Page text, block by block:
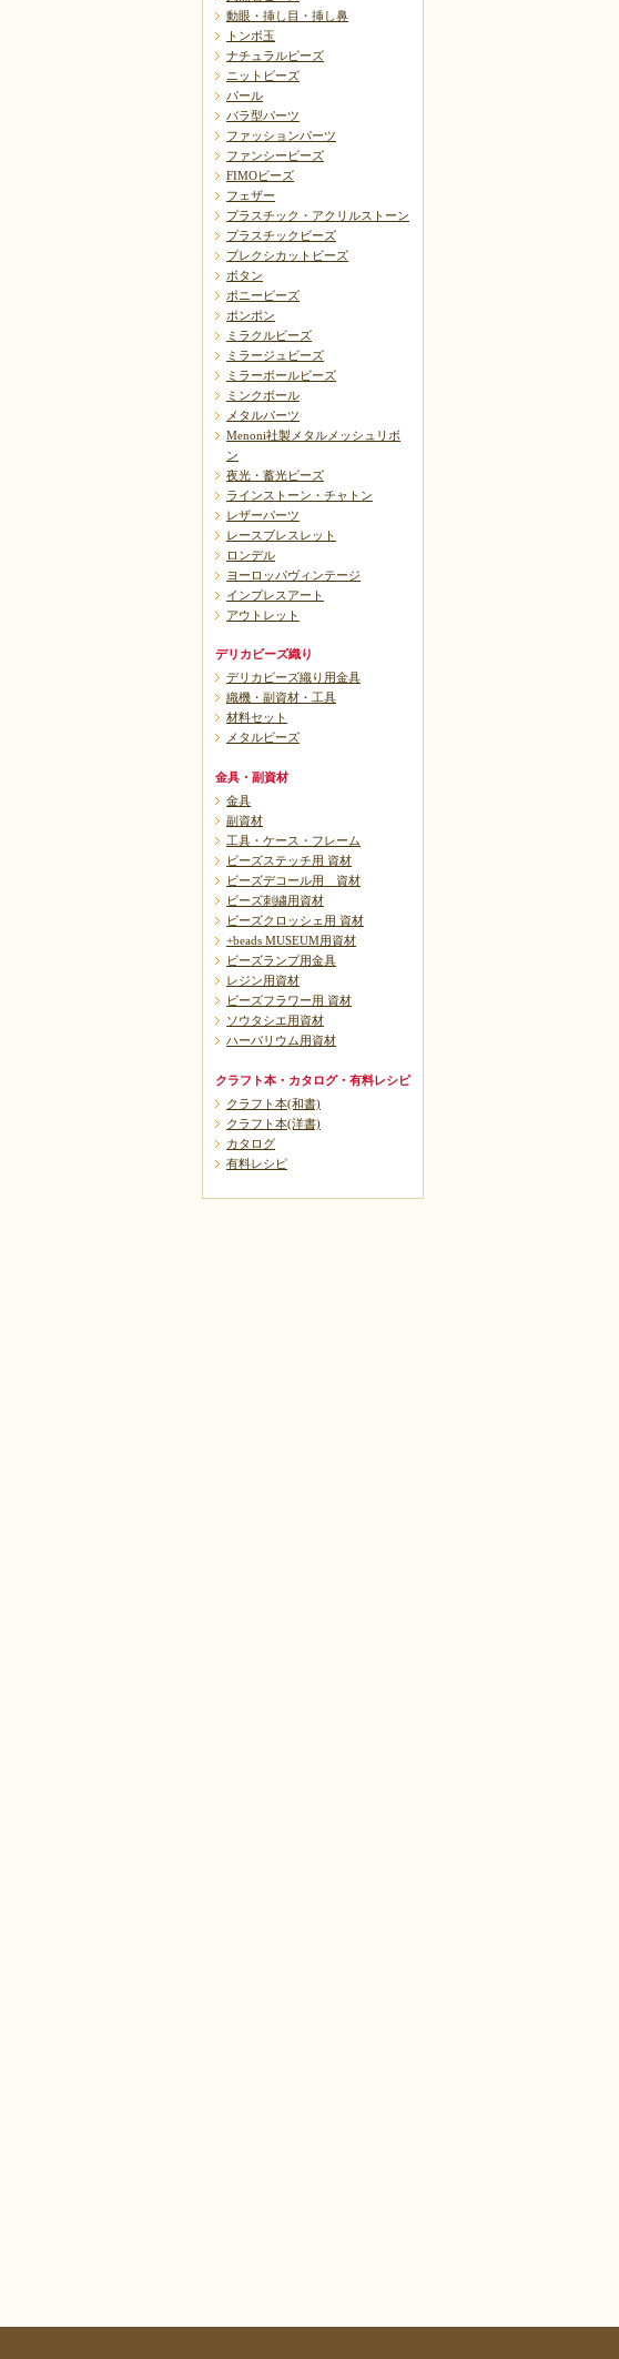
動眼・挿し目・挿し鼻
トンボ玉
ナチュラルビーズ
ニットビーズ
パール
バラ型パーツ
ファッションパーツ
ファンシービーズ
FIMOビーズ
フェザー
プラスチック・アクリルストーン
プラスチックビーズ
プレクシカットビーズ
ボタン
ポニービーズ
ポンポン
ミラクルビーズ
ミラージュビーズ
ミラーボールビーズ
ミンクボール
メタルパーツ
Menoni社製メタルメッシュリボ
ン
夜光・蓄光ビーズ
ラインストーン・チャトン
レザーパーツ
レースブレスレット
ロンデル
ヨーロッパヴィンテージ
インプレスアート
アウトレット
デリカビーズ織り
デリカビーズ織り用金具
織機・副資材・工具
材料セット
メタルビーズ
金具・副資材
金具
副資材
工具・ケース・フレーム
ビーズステッチ用 資材
ビーズデコール用 資材
ビーズ刺繍用資材
ビーズクロッシェ用 資材
+beads MUSEUM用資材
ビーズランプ用金具
レジン用資材
ビーズフラワー用 資材
ソウタシエ用資材
ハーバリウム用資材
クラフト本・カタログ・有料レシピ
クラフト本(和書)
クラフト本(洋書)
カタログ
有料レシピ